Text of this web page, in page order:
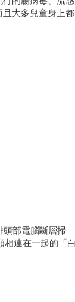
大多兒童身上都
頭部電腦斷層掃
相連在一起的「白